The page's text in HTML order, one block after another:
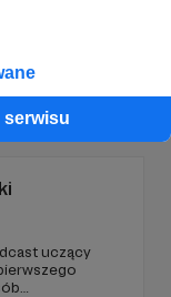
serwisu
uczący